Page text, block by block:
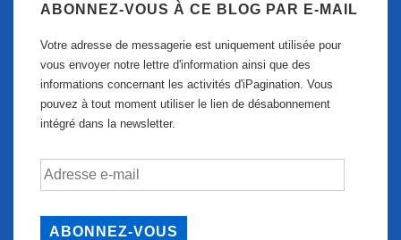
ABONNEZ-VOUS À CE BLOG PAR E-MAIL
Votre adresse de messagerie est uniquement utilisée pour
vous envoyer notre lettre d'information ainsi que des
informations concernant les activités d'iPagination. Vous
pouvez à tout moment utiliser le lien de désabonnement
intégré dans la newsletter.
Adresse
ABONNEZ-VOUS